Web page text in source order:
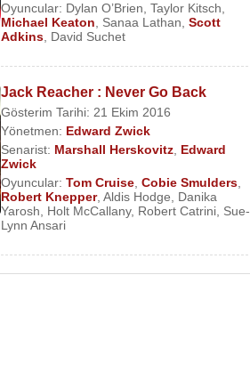
Oyuncular: Dylan O’Brien Taylor Kitsch
Michael Keaton
Sanaa Lathan Scott
Adkins David Suchet
Jack Reacher : Never Go Back
Gösterim Tarihi: 21 Ekim 2016
Yönetmen: Edward Zwick
Senarist: Marshall Herskovitz Edward
Zwick
Oyuncular: Tom Cruise Cobie Smulders
Robert Knepper, Aldis Hodge
Danika
Yarosh
Holt McCallany, Robert Catrini Sue-
Lynn Ansari